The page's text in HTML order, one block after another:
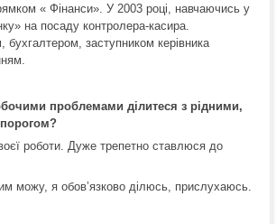
« Фінанси». У 2003 році, навчаючись у
на посаду контролера-касира.
заступником керівника
проблемами ділитеся з рідними,
роботи. Дуже трепетно ставлюся до
можу, я обов’язково ділюсь, прислухаюсь.